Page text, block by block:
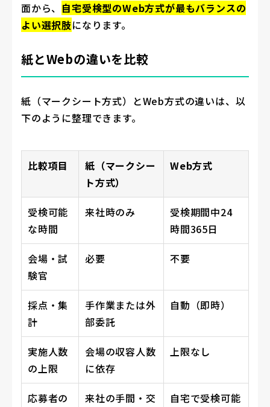
面から、 自宅受検型のWeb方式が最もバランスの
よい選択肢になります。
紙とWebの違いを比較
紙（マークシート方式）とWeb方式の違いは、以
下のように整理できます。
比較項目
紙（マークシー
ト方式）
Web方式
受検可能
な時間
来社時のみ
受検期間中24
時間365日
会場・試
験官
必要 不要
採点・集
計
手作業または外
部委託
自動（即時）
実施人数
の上限
会場の収容人数
に依存
上限なし
応募者の 来社の手間・交 自宅で受検可能